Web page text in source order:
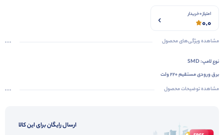
امتیاز 0 خریدار
0.0
مشاهده ویژگی‌های محصول
نوع لامپ: SMD
برق ورودی مستقیم ۲۲۰ ولت
طراحی شده در اندازه مناسب برای جابجایی
مواد استفاده شده در کفی: مواد ABS
مشاهده توضیحات محصول
ارسال رایگان برای این کالا